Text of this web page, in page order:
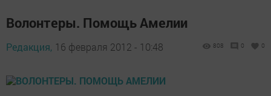
Волонтеры. Помощь Амелии
Редакция, 16 февраля 2012 - 10:48 808 0 0